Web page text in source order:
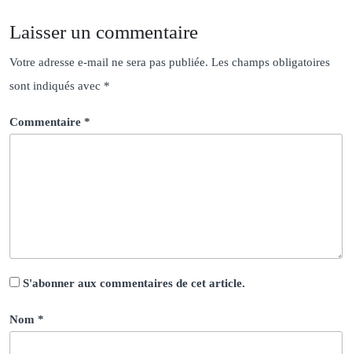
Laisser un commentaire
Votre adresse e-mail ne sera pas publiée. Les champs obligatoires
sont indiqués avec *
Commentaire *
S'abonner aux commentaires de cet article.
Nom *